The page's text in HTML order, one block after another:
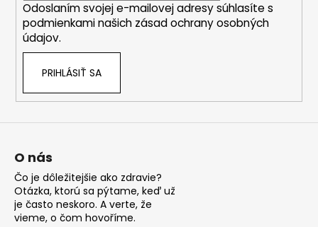
Odoslaním svojej e-mailovej adresy súhlasíte s
podmienkami našich zásad ochrany osobných
údajov.
PRIHLÁSIŤ SA
O nás
Čo je dôležitejšie ako zdravie?
Otázka, ktorú sa pýtame, keď už
je často neskoro. A verte, že
vieme, o čom hovoříme.